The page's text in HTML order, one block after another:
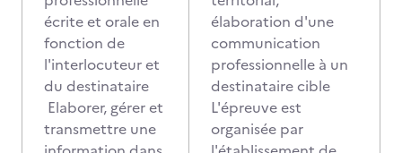
écrite et orale en
fonction de
l'interlocuteur et
du destinataire
Elaborer, gérer et
transmettre une
élaboration d'une
communication
professionnelle à un
destinataire cible
L'épreuve est
organisée par